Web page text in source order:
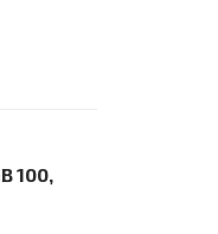
100,